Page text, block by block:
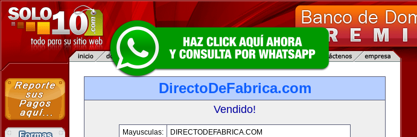
DirectoDeFabrica.com
Vendido!
Mayusculas:
DIRECTODEFABRICA.COM